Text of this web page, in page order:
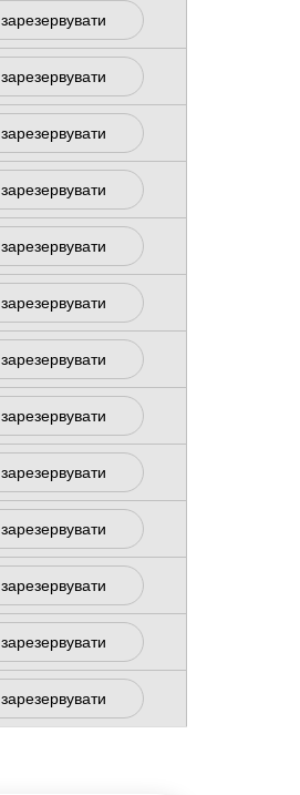
зарезервувати
зарезервувати
зарезервувати
зарезервувати
зарезервувати
зарезервувати
зарезервувати
зарезервувати
зарезервувати
зарезервувати
зарезервувати
зарезервувати
зарезервувати